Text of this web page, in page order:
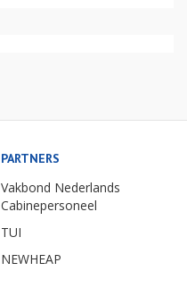
PARTNERS
Vakbond Nederlands
Cabinepersoneel
TUI
NEWHEAP